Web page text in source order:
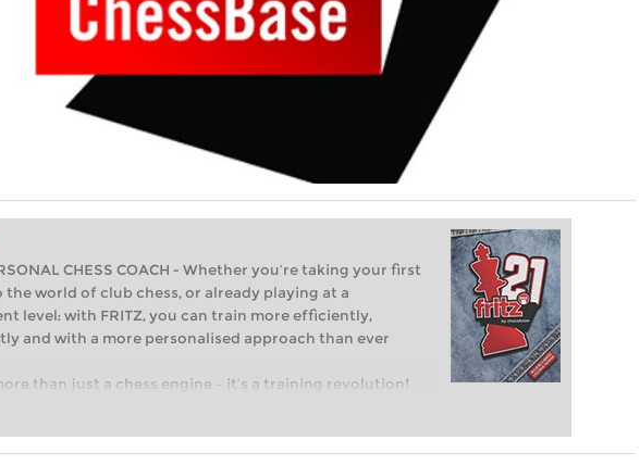
CHESS COACH - Whether you’re taking your first
the world of club chess, or already playing at a
level: with FRITZ, you can train more efficiently,
and with a more personalised approach than ever
than just a chess engine – it’s a training revolution!
taking your first steps into the world of club chess,
intelligently and with a more personalised